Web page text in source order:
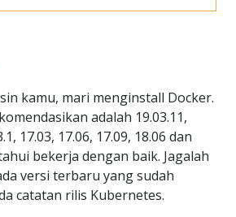
kamu, mari menginstall Docker.
adalah 19.03.11,
17.03, 17.06, 17.09, 18.06 dan
bekerja dengan baik. Jagalah
versi terbaru yang sudah
catatan rilis Kubernetes.